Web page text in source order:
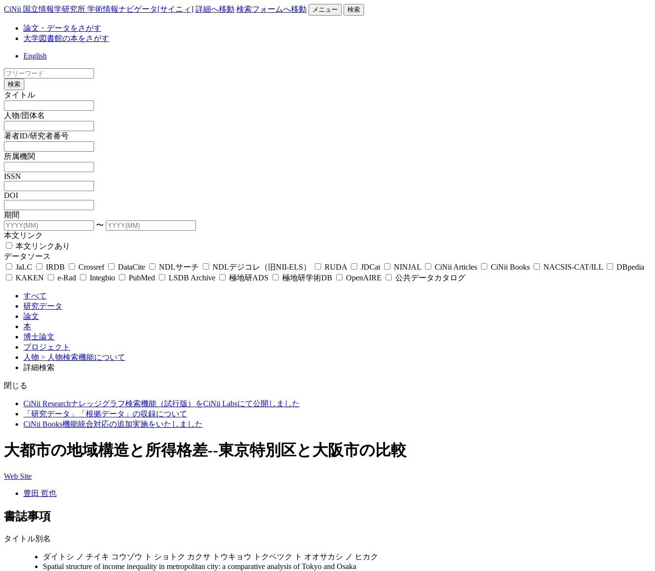
CiNii 国立情報学研究所 学術情報ナビゲータ[サイニィ] 詳細へ移動 検索フォームへ移動 メニュー 検索
論文・データをさがす
大学図書館の本をさがす
English
検索
タイトル
人物/団体名
著者ID/研究者番号
所属機関
ISSN
DOI
期間
〜
本文リンク
本文リンクあり
データソース
JaLC
IRDB Crossref DataCite NDLサーチ NDLデジコレ（旧NII-ELS） RUDA JDCat NINJAL CiNii Articles CiNii Books NACSIS-CAT/ILL
DBpedia
KAKEN
e-Rad Integbio PubMed LSDB Archive 極地研ADS 極地研学術DB OpenAIRE 公共データカタログ
すべて
研究データ
論文
本
博士論文
プロジェクト
人物 > 人物検索機能について
詳細検索
閉じる
CiNii Researchナレッジグラフ検索機能（試行版）をCiNii Labsにて公開しました
「研究データ」「根拠データ」の収録について
CiNii Books機能統合対応の追加実施をいたしました
大都市の地域構造と所得格差--東京特別区と大阪市の比較
Web Site
豊田 哲也
書誌事項
タイトル別名
ダイトシ ノ チイキ コウゾウ ト ショトク カクサ トウキョウ トクベツク ト オオサカシ ノ ヒカク
Spatial structure of income inequality in metropolitan city: a comparative analysis of Tokyo and Osaka